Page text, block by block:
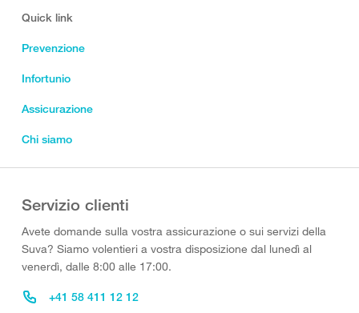
Quick link
Prevenzione
Infortunio
Assicurazione
Chi siamo
Servizio clienti
Avete domande sulla vostra assicurazione o sui servizi della
Suva? Siamo volentieri a vostra disposizione dal lunedì al
venerdì, dalle 8:00 alle 17:00.
+41 58 411 12 12